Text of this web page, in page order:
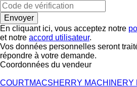
En cliquant ici, vous acceptez notre
et notre accord utilisateur.
Vos données personnelles seront
répondre à votre demande.
Coordonnées du vendeur
COURTMACSHERRY MACHINERY